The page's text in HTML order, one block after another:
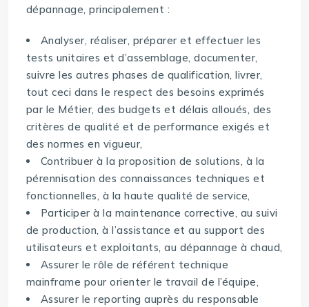
dépannage, principalement :
Analyser, réaliser, préparer et effectuer les
tests unitaires et d’assemblage, documenter,
suivre les autres phases de qualification, livrer,
tout ceci dans le respect des besoins exprimés
par le Métier, des budgets et délais alloués, des
critères de qualité et de performance exigés et
des normes en vigueur,
Contribuer à la proposition de solutions, à la
pérennisation des connaissances techniques et
fonctionnelles, à la haute qualité de service,
Participer à la maintenance corrective, au suivi
de production, à l’assistance et au support des
utilisateurs et exploitants, au dépannage à chaud,
Assurer le rôle de référent technique
mainframe pour orienter le travail de l’équipe,
Assurer le reporting auprès du responsable